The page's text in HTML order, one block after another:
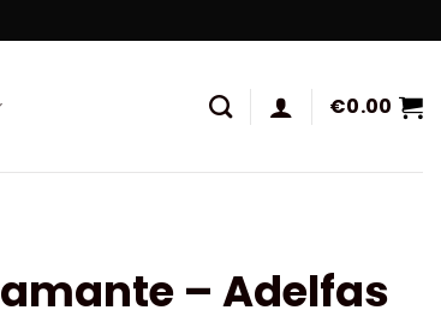
€0.00
– Adelfas